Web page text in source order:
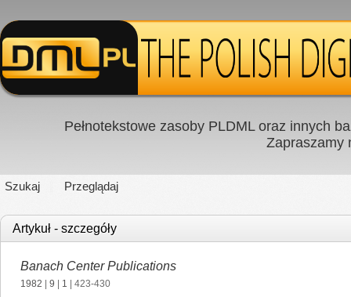
Pełnotekstowe zasoby PLDML oraz innych
Zapraszamy
Szukaj Przeglądaj
Artykuł - szczegóły
Banach Center Publications
1982 9 1 | 423-430